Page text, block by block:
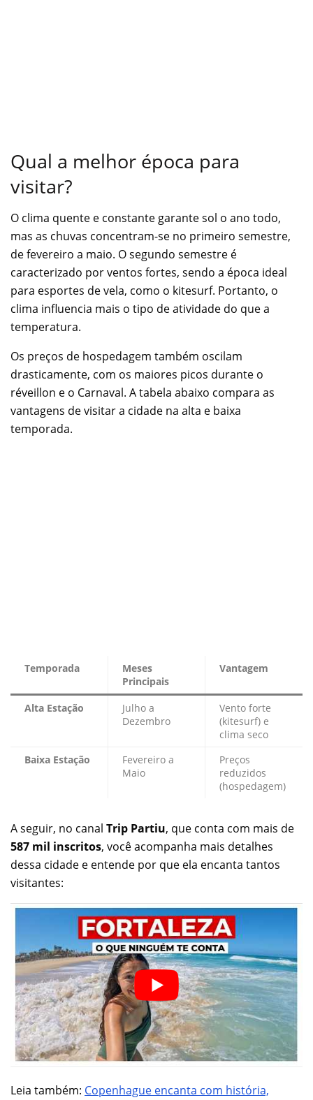
Qual a melhor época para
visitar?
O clima quente e constante garante sol o ano todo,
mas as chuvas concentram-se no primeiro semestre,
de fevereiro a maio. O segundo semestre é
caracterizado por ventos fortes, sendo a época ideal
para esportes de vela, como o kitesurf. Portanto, o
clima influencia mais o tipo de atividade do que a
temperatura.
Os preços de hospedagem também oscilam
drasticamente, com os maiores picos durante o
réveillon e o Carnaval. A tabela abaixo compara as
vantagens de visitar a cidade na alta e baixa
temporada.
Temporada
Meses
Principais
Vantagem
Alta Estação
Julho a
Dezembro
Vento forte
(kitesurf) e
clima seco
Baixa Estação
Fevereiro a
Maio
Preços
reduzidos
(hospedagem)
A seguir, no canal Trip Partiu, que conta com mais de
587 mil inscritos, você acompanha mais detalhes
dessa cidade e entende por que ela encanta tantos
visitantes:
Leia também: Copenhague encanta com história,